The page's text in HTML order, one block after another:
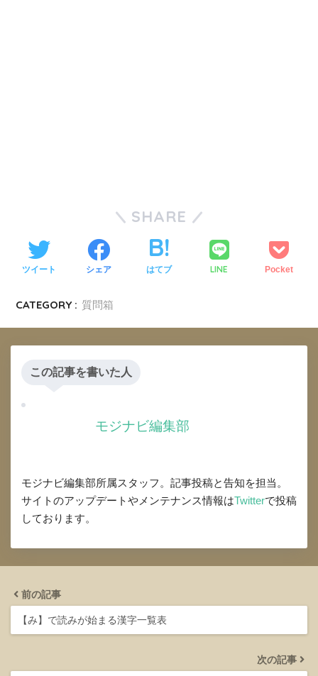
SHARE
ツイート シェア はてブ LINE Pocket
CATEGORY : 質問箱
この記事を書いた人
モジナビ編集部
モジナビ編集部所属スタッフ。記事投稿と告知を担当。
サイトのアップデートやメンテナンス情報はTwitterで投稿
しております。
前の記事
【み】で読みが始まる漢字一覧表
次の記事